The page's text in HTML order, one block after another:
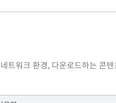
워크 환경, 다운로드하는 콘